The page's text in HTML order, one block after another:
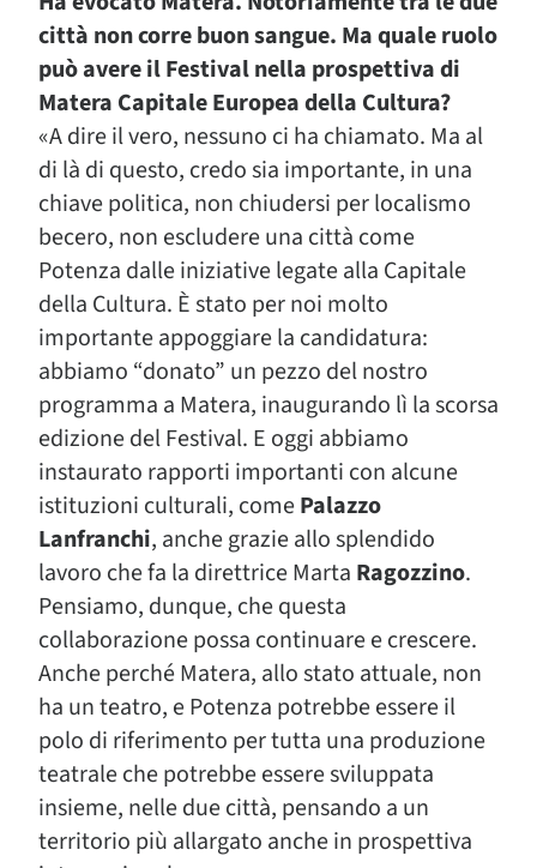
città non corre buon sangue. Ma quale ruolo
può avere il Festival nella prospettiva di
Matera Capitale Europea della Cultura?
«A dire il vero, nessuno ci ha chiamato. Ma al
di là di questo, credo sia importante, in una
chiave politica, non chiudersi per localismo
becero, non escludere una città come
Potenza dalle iniziative legate alla Capitale
della Cultura. È stato per noi molto
importante appoggiare la candidatura:
abbiamo “donato” un pezzo del nostro
programma a Matera, inaugurando lì la scorsa
edizione del Festival. E oggi abbiamo
instaurato rapporti importanti con alcune
istituzioni culturali, comePalazzo
Lanfranchi, anche grazie allo splendido
lavoro che fa la direttrice Marta Ragozzino.
Pensiamo, dunque, che questa
collaborazione possa continuare e crescere.
Anche perché Matera, allo stato attuale, non
ha un teatro, e Potenza potrebbe essere il
polo di riferimento per tutta una produzione
teatrale che potrebbe essere sviluppata
insieme, nelle due città, pensando a un
territorio più allargato anche in prospettiva